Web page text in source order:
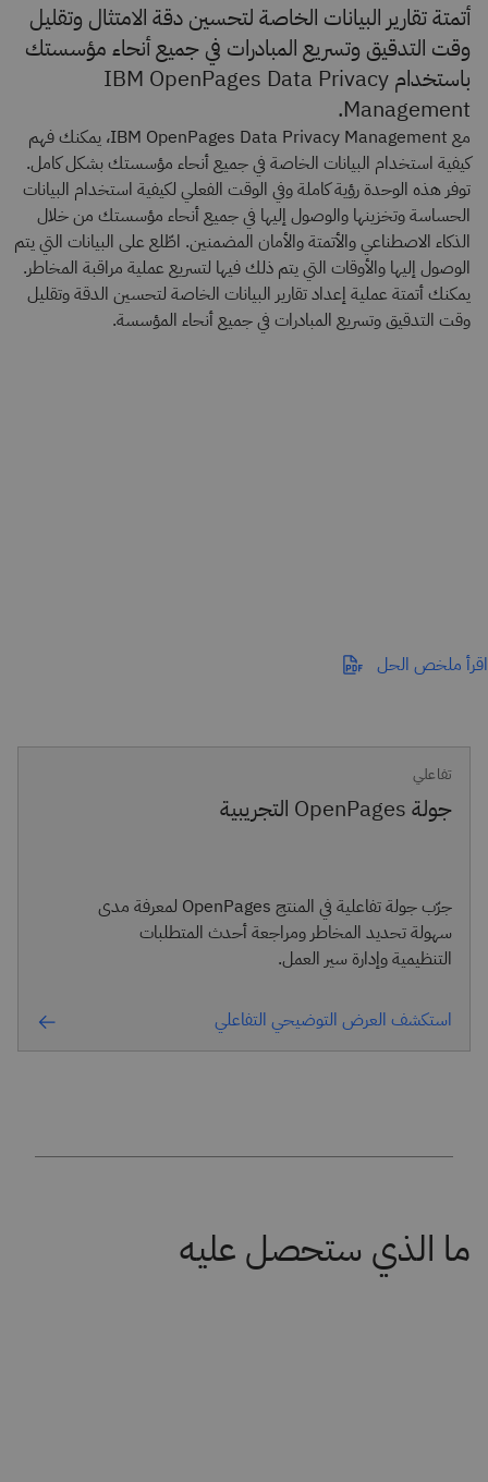
أتمتة تقارير البيانات الخاصة لتحسين دقة الامتثال وتقليل
وقت التدقيق وتسريع المبادرات في جميع أنحاء مؤسستك
باستخدام IBM OpenPages Data Privacy
Management.
مع IBM OpenPages Data Privacy Management، يمكنك فهم
كيفية استخدام البيانات الخاصة في جميع أنحاء مؤسستك بشكل كامل.
توفر هذه الوحدة رؤية كاملة وفي الوقت الفعلي لكيفية استخدام البيانات
الحساسة وتخزينها والوصول إليها في جميع أنحاء مؤسستك من خلال
الذكاء الاصطناعي والأتمتة والأمان المضمنين. اطّلع على البيانات التي يتم
الوصول إليها والأوقات التي يتم ذلك فيها لتسريع عملية مراقبة المخاطر.
يمكنك أتمتة عملية إعداد تقارير البيانات الخاصة لتحسين الدقة وتقليل
وقت التدقيق وتسريع المبادرات في جميع أنحاء المؤسسة.
اقرأ ملخص الحل
تفاعلي
جولة OpenPages التجريبية
جرّب جولة تفاعلية في المنتج OpenPages لمعرفة مدى
سهولة تحديد المخاطر ومراجعة أحدث المتطلبات
التنظيمية وإدارة سير العمل.
استكشف العرض التوضيحي التفاعلي